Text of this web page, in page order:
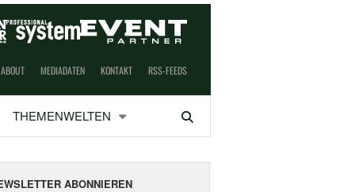
ABOUT MEDIADATEN KONTAKT RSS-FEEDS
THEMENWELTEN Suchen
ABONNIEREN